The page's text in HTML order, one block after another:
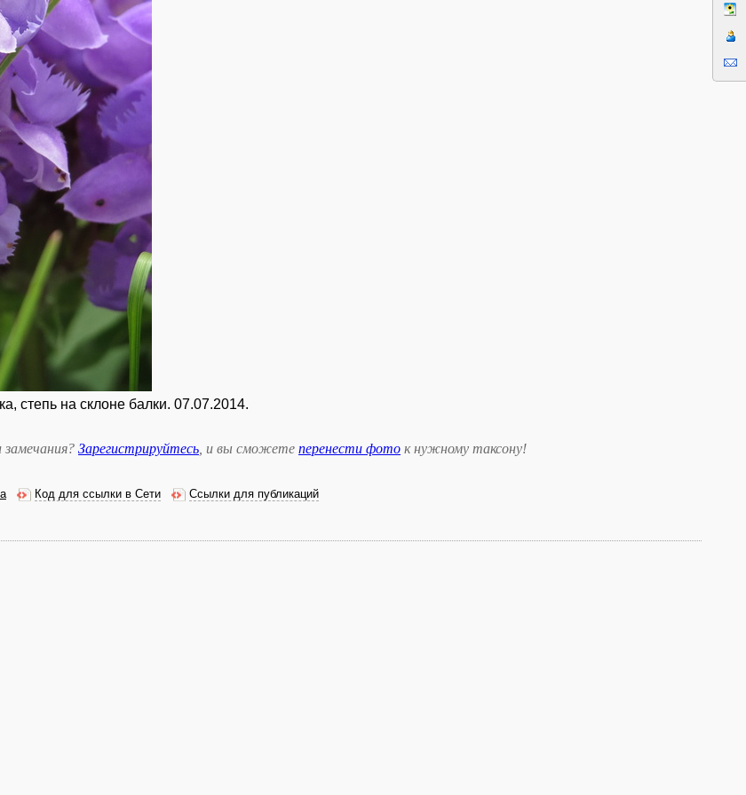
степь на склоне балки. 07.07.2014.
Зарегистрируйтесь , и вы сможете перенести фото к нужному таксону!
Код для ссылки в Сети Ссылки для публикаций